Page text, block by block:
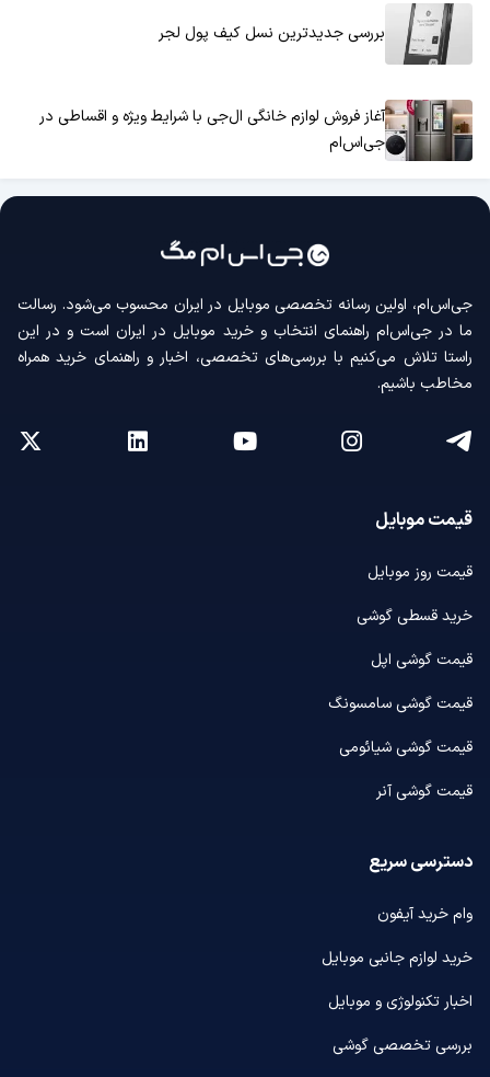
بررسی جدیدترین نسل کیف پول لجر
آغاز فروش لوازم خانگی ال‌جی با شرایط ویژه و اقساطی در
جی‌اس‌ام
جی‌اس‌ام، اولین رسانه‌ تخصصی موبایل در ایران محسوب می‌شود. رسالت
ما در جی‌اس‌ام راهنمای انتخاب و خرید موبایل در ایران است و در این
راستا تلاش می‌کنیم با بررسی‌های تخصصی، اخبار و راهنمای خرید همراه
مخاطب باشیم.
قیمت موبایل
قیمت روز موبایل
خرید قسطی گوشی
قیمت گوشی اپل
قیمت گوشی سامسونگ
قیمت گوشی شیائومی
قیمت گوشی آنر
دسترسی سریع
وام خرید آیفون
خرید لوازم جانبی موبایل
اخبار تکنولوژی و موبایل
بررسی تخصصی گوشی